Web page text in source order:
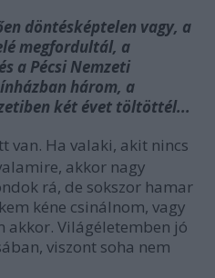
döntésképtelen vagy, a
megfordultál, a
a Pécsi Nemzeti
három, a
két évet töltöttél...
van. Ha valaki, akit nincs
akkor nagy
rá, de sokszor hamar
kéne csinálnom, vagy
akkor. Világéletemben jó
viszont soha nem